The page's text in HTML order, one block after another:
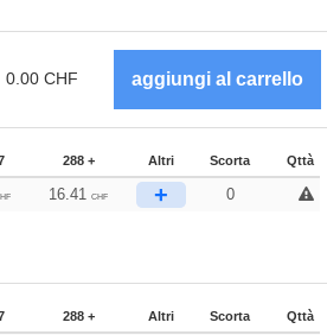
0.00 CHF
288 + Altri Scorta Qttà
16.41CHF + 0
288 + Altri Scorta Qttà